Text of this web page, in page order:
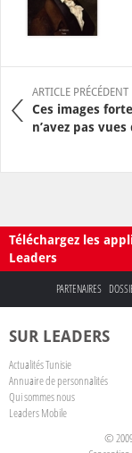
ARTICLE PRÉCÉDENT
Ces images
n’avez pas vues
Téléchargez les
Leaders
PARTENAIRES
SUR LEADERS
Actualités Tunisie
Annuaire de personnalités
Qui sommes nous
Leaders Mobile
©